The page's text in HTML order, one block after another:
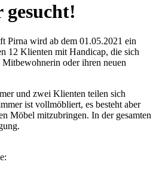
Pirna wird ab dem 01.05.2021 ein
12 Klienten mit Handicap, die sich
oder ihren neuen
und zwei Klienten teilen sich
ist vollmöbliert, es besteht aber
Möbel mitzubringen. In der gesamten